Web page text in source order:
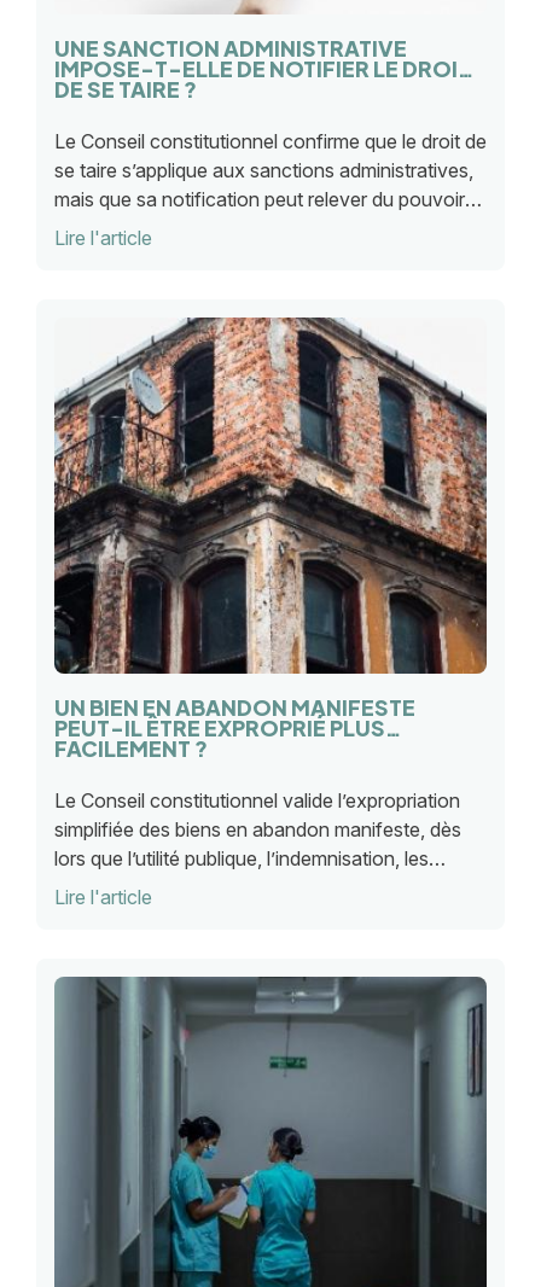
UNE SANCTION ADMINISTRATIVE
IMPOSE-T-ELLE DE NOTIFIER LE DROIT
DE SE TAIRE ?
Le Conseil constitutionnel confirme que le droit de
se taire s’applique aux sanctions administratives,
mais que sa notification peut relever du pouvoir
réglementaire lorsque l’autorité concernée
Lire l'article
UN BIEN EN ABANDON MANIFESTE
PEUT-IL ÊTRE EXPROPRIÉ PLUS
FACILEMENT ?
Le Conseil constitutionnel valide l’expropriation
simplifiée des biens en abandon manifeste, dès
lors que l’utilité publique, l’indemnisation, les
garanties et les recours des propriétaires restent
Lire l'article